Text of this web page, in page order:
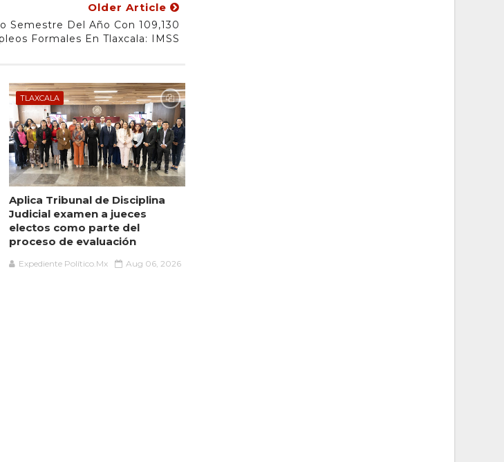
Older Article
Semestre Del Año Con 109,130
Formales En Tlaxcala: IMSS
TLAXCALA
Aplica Tribunal de Disciplina
Judicial examen a jueces
electos como parte del
proceso de evaluación
Expediente Político.Mx Aug 06, 2026